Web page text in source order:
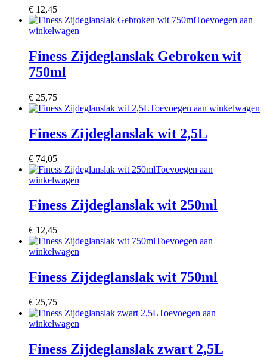
€ 12,45
Toevoegen aan
winkelwagen
Finess Zijdeglanslak Gebroken wit
750ml
€ 25,75
Toevoegen aan winkelwagen
Finess Zijdeglanslak wit 2,5L
€ 74,05
Toevoegen aan
winkelwagen
Finess Zijdeglanslak wit 250ml
€ 12,45
Toevoegen aan
winkelwagen
Finess Zijdeglanslak wit 750ml
€ 25,75
Toevoegen aan
winkelwagen
Finess Zijdeglanslak zwart 2,5L